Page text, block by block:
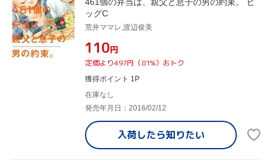
ッグC
荒井ママレ,渡辺俊美
¥110円
定価より497円（81%）おトク
獲得ポイント 1P
在庫なし
発売年月日：2016/02/12
入荷したら知りたい